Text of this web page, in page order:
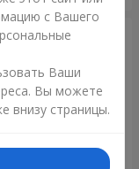
с Вашего
Ваши
Вы можете
внизу страницы.